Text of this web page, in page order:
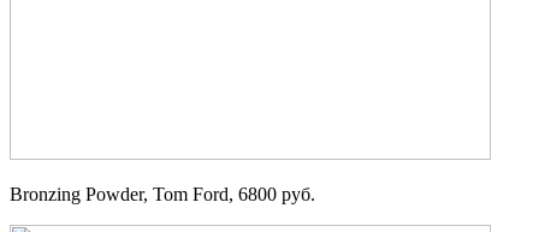
Bronzing Powder, Tom Ford, 6800 руб.